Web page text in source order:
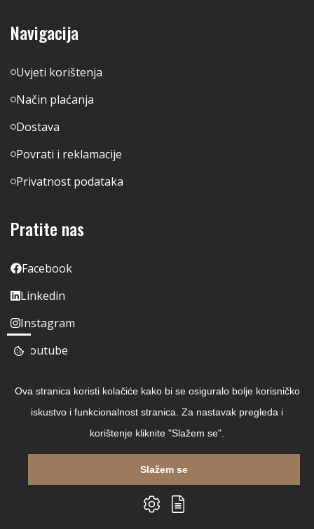
Navigacija
Uvjeti korištenja
Način plaćanja
Dostava
Povrati i reklamacije
Privatnost podataka
Pratite nas
Facebook
Linkedin
Instagram
Youtube
Copyright © 2026 Čitaj Knjigu
Ova stranica koristi kolačiće kako bi se osiguralo bolje korisničko
iskustvo i funkcionalnost stranica. Za nastavak pregleda i
korištenje kliknite "Slažem se".
Slažem se